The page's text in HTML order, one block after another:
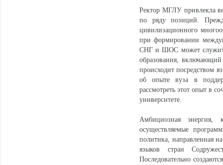
Ректор МГЛУ привлекла
по ряду позиций.
цивилизационного
при формировании
СНГ и ШОС может служить
образования,
происходит посредством
об опыте вуза в
рассмотреть этот опыт в
университете.
Амбициозная энергия,
осуществляемые
политика, направленная
языков стран
Последовательно